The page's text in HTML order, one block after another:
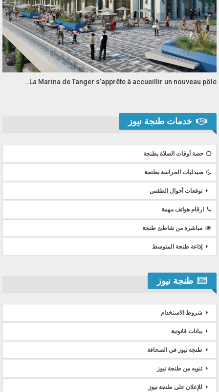
La Marina de Tanger s’apprête à accueillir un nouveau pôle…
خدمات طنجة نيوز
حصة أوقات الصلاة بطنجة
صيدليات الحراسة بطنجة
توقعات أحوال الطقس
ارقام هواتف مهمة
مباشرة من شاطئ طنجة
إذاعة طنجة المتوسط
طنجة نيوز
شروط الاستخدام
بيانات قانونية
طنجة نيوز في الصحافة
تنويه من طنجة نيوز
للإعلان على طنجة نيوز